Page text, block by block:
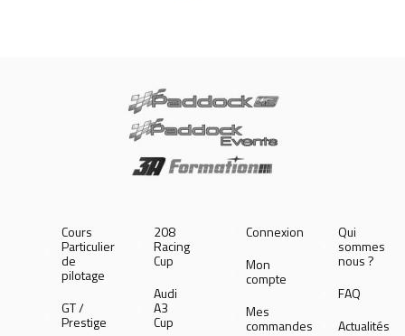
Cours
Particulier
de
pilotage
GT /
Prestige
208
Racing
Cup
Audi
A3
Cup
Connexion
Mon
compte
Mes
commandes
Qui
sommes
nous ?
FAQ
Actualités